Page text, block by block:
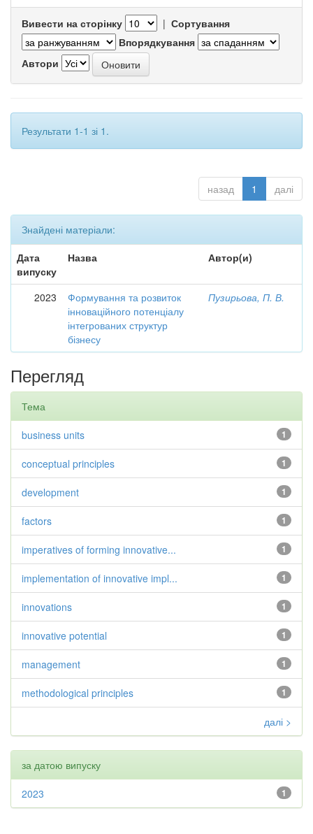
Вивести на сторінку | Сортування
Впорядкування
Автори
Результати 1-1 зі 1.
назад 1 далі
Знайдені матеріали:
Дата
випуску
Назва Автор(и)
2023
Формування та розвиток
інноваційного потенціалу
інтегрованих структур
бізнесу
Пузирьова, П. В.
Перегляд
Тема
1
business units
1
conceptual principles
1
development
1
factors
1
imperatives of forming innovative...
1
implementation of innovative impl...
1
innovations
1
innovative potential
1
management
1
methodological principles
далі >
за датою випуску
1
2023